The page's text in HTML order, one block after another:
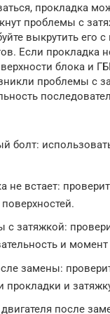
прокладка
проблемы с
выкрутить его
Если прокладка
блока и
проблемы с
болт:
не встает:
с затяжкой:
и момент
замены:
прокладки и
после